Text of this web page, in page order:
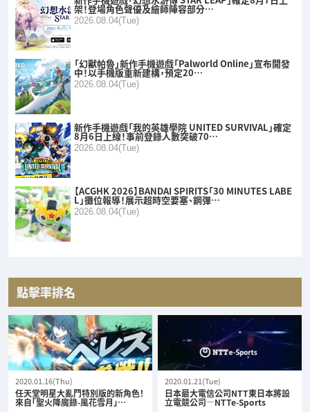
架！登場角色聲優及繪師陣容部分…
2026.08.04(Tue)
「幻獸帕魯」新作手機遊戲「Palworld Online」宣布開發
中！以手機版重新建構，預定20…
2026.08.04(Tue)
新作手機遊戲「我的英雄學院 UNITED SURVIVAL」確定
8月6日上線！事前登錄人數突破70…
2026.08.04(Tue)
【ACGHK 2026】BANDAI SPIRITS「30 MINUTES LABE
L」攤位報導！展示超時空要塞、鋼彈…
2026.08.04(Tue)
點擊率排名
2020.01.16(Thu)
任天堂明星大亂鬥特別版的新角色！
來自「聖火降魔錄-風花雪月」…
2020.01.21(Tue)
日本最大電信公司NTT東日本將設
立電競公司—NTTe-Sports